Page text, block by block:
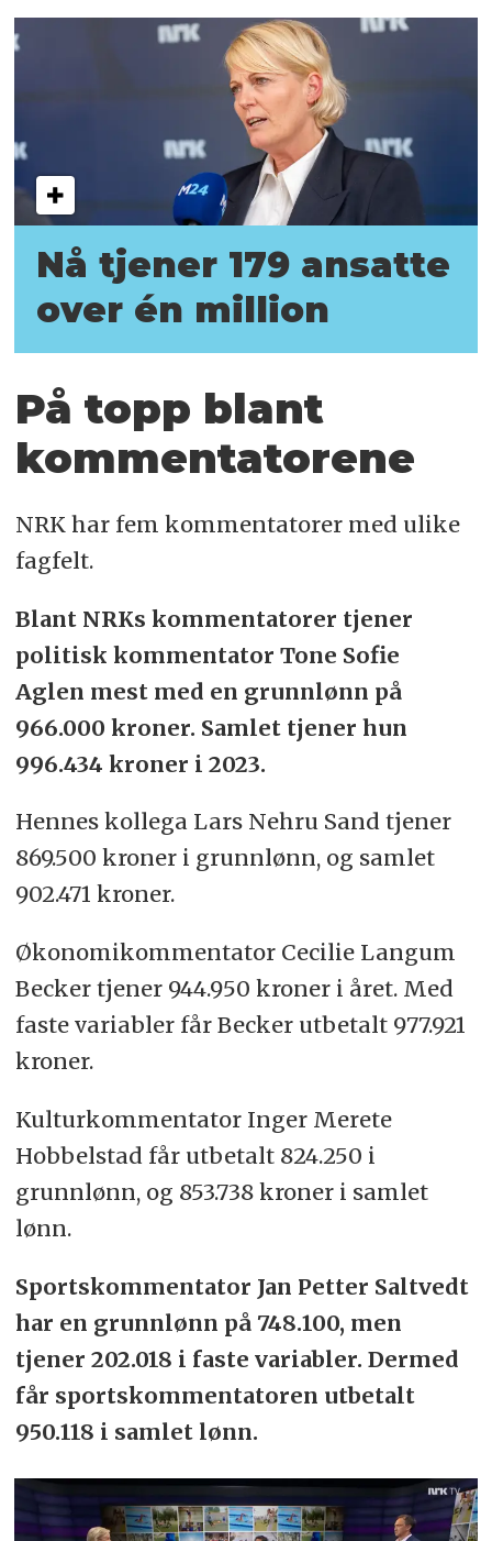
Nå tjener 179 ansatte
over én million
På topp blant
kommentatorene
NRK har fem kommentatorer med ulike
fagfelt.
Blant NRKs kommentatorer tjener
politisk kommentator Tone Sofie
Aglen mest med en grunnlønn på
966.000 kroner. Samlet tjener hun
996.434 kroner i 2023.
Hennes kollega Lars Nehru Sand tjener
869.500 kroner i grunnlønn, og samlet
902.471 kroner.
Økonomikommentator Cecilie Langum
Becker tjener 944.950 kroner i året. Med
faste variabler får Becker utbetalt 977.921
kroner.
Kulturkommentator Inger Merete
Hobbelstad får utbetalt 824.250 i
grunnlønn, og 853.738 kroner i samlet
lønn.
Sportskommentator Jan Petter Saltvedt
har en grunnlønn på 748.100, men
tjener 202.018 i faste variabler. Dermed
får sportskommentatoren utbetalt
950.118 i samlet lønn.